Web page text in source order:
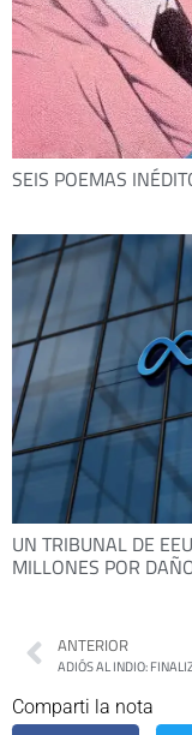
SEIS POEMAS
UN TRIBUNAL DE
MILLONES POR
ANTERIOR
Comparti la nota